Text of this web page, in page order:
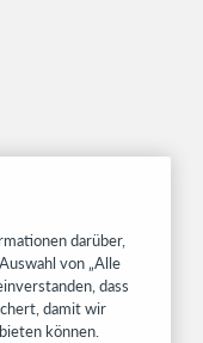
darüber,
von „Alle
dass
damit wir
können.